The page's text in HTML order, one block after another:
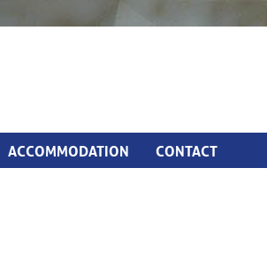
ACCOMMODATION CONTACT